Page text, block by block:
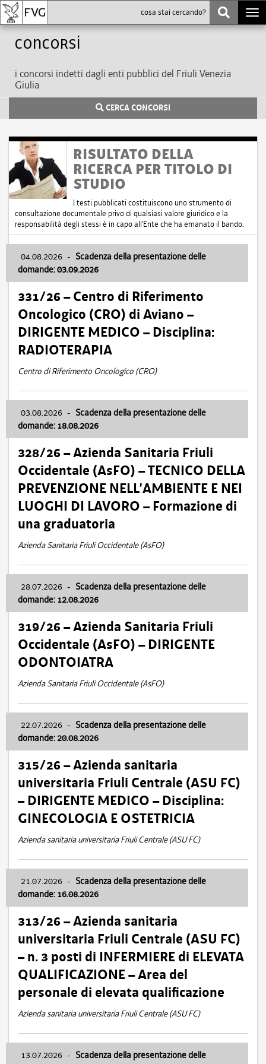
Concorsi
i concorsi indetti dagli enti pubblici del Friuli Venezia
Giulia
CERCA CONCORSI
RISULTATO DELLA
RICERCA PER TITOLO DI
STUDIO
I testi pubblicati costituiscono uno strumento di
consultazione documentale privo di qualsiasi valore giuridico e la
responsabilità degli stessi è in capo all'Ente che ha emanato il bando.
04.08.2026 - Scadenza della presentazione delle
domande: 03.09.2026
331/26 – Centro di Riferimento
Oncologico (CRO) di Aviano –
DIRIGENTE MEDICO – Disciplina:
RADIOTERAPIA
Centro di Riferimento Oncologico (CRO)
03.08.2026 - Scadenza della presentazione delle
domande: 18.08.2026
328/26 – Azienda Sanitaria Friuli
Occidentale (AsFO) – TECNICO DELLA
PREVENZIONE NELL’AMBIENTE E NEI
LUOGHI DI LAVORO – Formazione di
una graduatoria
Azienda Sanitaria Friuli Occidentale (AsFO)
28.07.2026 - Scadenza della presentazione delle
domande: 12.08.2026
319/26 – Azienda Sanitaria Friuli
Occidentale (AsFO) – DIRIGENTE
ODONTOIATRA
Azienda Sanitaria Friuli Occidentale (AsFO)
22.07.2026 - Scadenza della presentazione delle
domande: 20.08.2026
315/26 – Azienda sanitaria
universitaria Friuli Centrale (ASU FC)
– DIRIGENTE MEDICO – Disciplina:
GINECOLOGIA E OSTETRICIA
Azienda sanitaria universitaria Friuli Centrale (ASU FC)
21.07.2026 - Scadenza della presentazione delle
domande: 16.08.2026
313/26 – Azienda sanitaria
universitaria Friuli Centrale (ASU FC)
– n. 3 posti di INFERMIERE di ELEVATA
QUALIFICAZIONE – Area del
personale di elevata qualificazione
Azienda sanitaria universitaria Friuli Centrale (ASU FC)
13.07.2026 - Scadenza della presentazione delle